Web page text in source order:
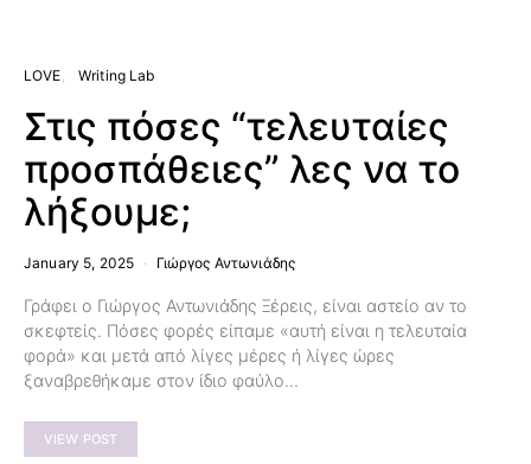
LOVE Writing Lab
Στις πόσες “τελευταίες
προσπάθειες” λες να το
λήξουμε;
January 5, 2025 Γιώργος Αντωνιάδης
Γράφει ο Γιώργος Αντωνιάδης Ξέρεις, είναι αστείο αν το
σκεφτείς. Πόσες φορές είπαμε «αυτή είναι η τελευταία
φορά» και μετά από λίγες μέρες ή λίγες ώρες
ξαναβρεθήκαμε στον ίδιο φαύλο…
VIEW POST